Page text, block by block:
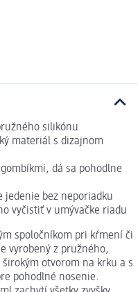
silikónu
materiál s dizajnom
dá sa pohodlne
jedenie bez neporiadku
vyčistiť v umývačke riadu
spoločníkom pri kŕmení či
vyrobený z pružného,
otvorom na krku a s
pohodlné nosenie.